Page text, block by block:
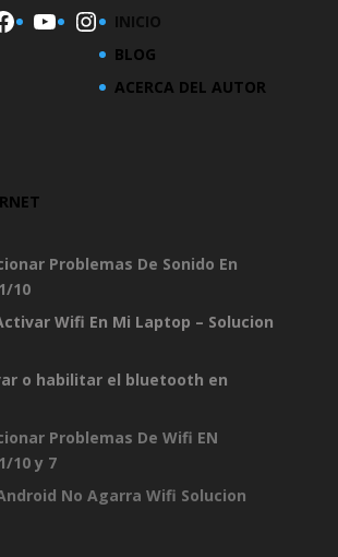
YouTube
Instagram
INICIO
BLOG
ACERCA DEL AUTOR
Problemas De Sonido En
10
Wifi En Mi Laptop – Solucion
o habilitar el bluetooth en
Problemas De Wifi EN
10 y 7
No Agarra Wifi Solucion